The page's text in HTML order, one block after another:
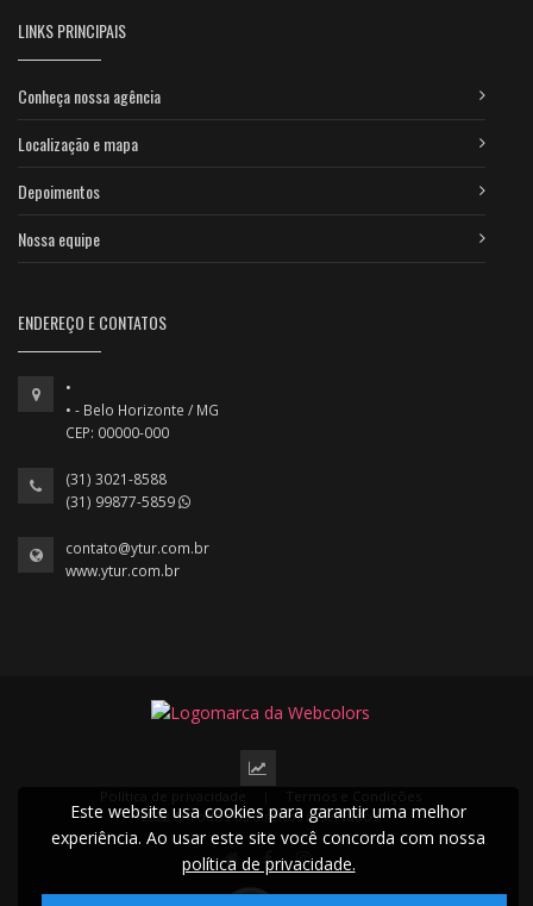
LINKS PRINCIPAIS
Conheça nossa agência
Localização e mapa
Depoimentos
Nossa equipe
ENDEREÇO E CONTATOS
•
• - Belo Horizonte / MG
CEP: 00000-000
(31) 3021-8588
(31) 99877-5859
contato@ytur.com.br
www.ytur.com.br
2022 © Todos os direitos reservados.
Este website usa cookies para garantir uma melhor
experiência. Ao usar este site você concorda com nossa
política de privacidade.